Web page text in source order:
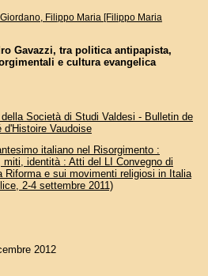
Giordano, Filippo Maria [Filippo Maria
Gavazzi, tra politica antipapista,
e cultura evangelica
Società di Studi Valdesi - Bulletin de
d'Histoire Vaudoise
italiano nel Risorgimento :
miti, identità : Atti del LI Convegno di
Riforma e sui movimenti religiosi in Italia
2-4 settembre 2011)
2012